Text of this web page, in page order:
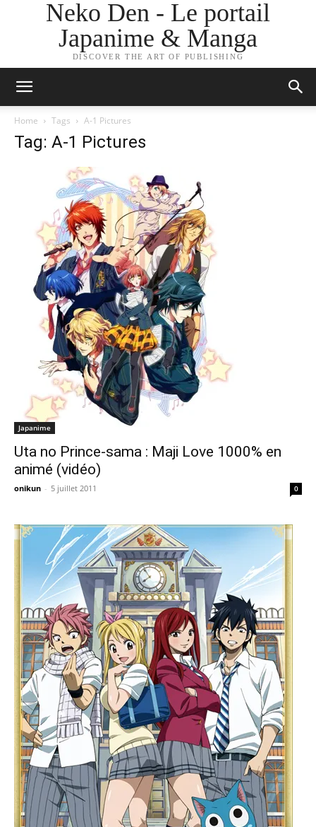
Neko Den - Le portail
Japanime & Manga
DISCOVER THE ART OF PUBLISHING
Home Tags A-1 Pictures
Tag: A-1 Pictures
Japanime
Uta no Prince-sama : Maji Love 1000% en
animé (vidéo)
onikun - 5 juillet 2011 0